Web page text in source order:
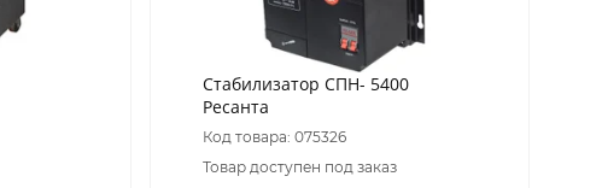
Стабилизатор СПН- 5400
Ресанта
Код товара: 075326
Товар доступен под заказ